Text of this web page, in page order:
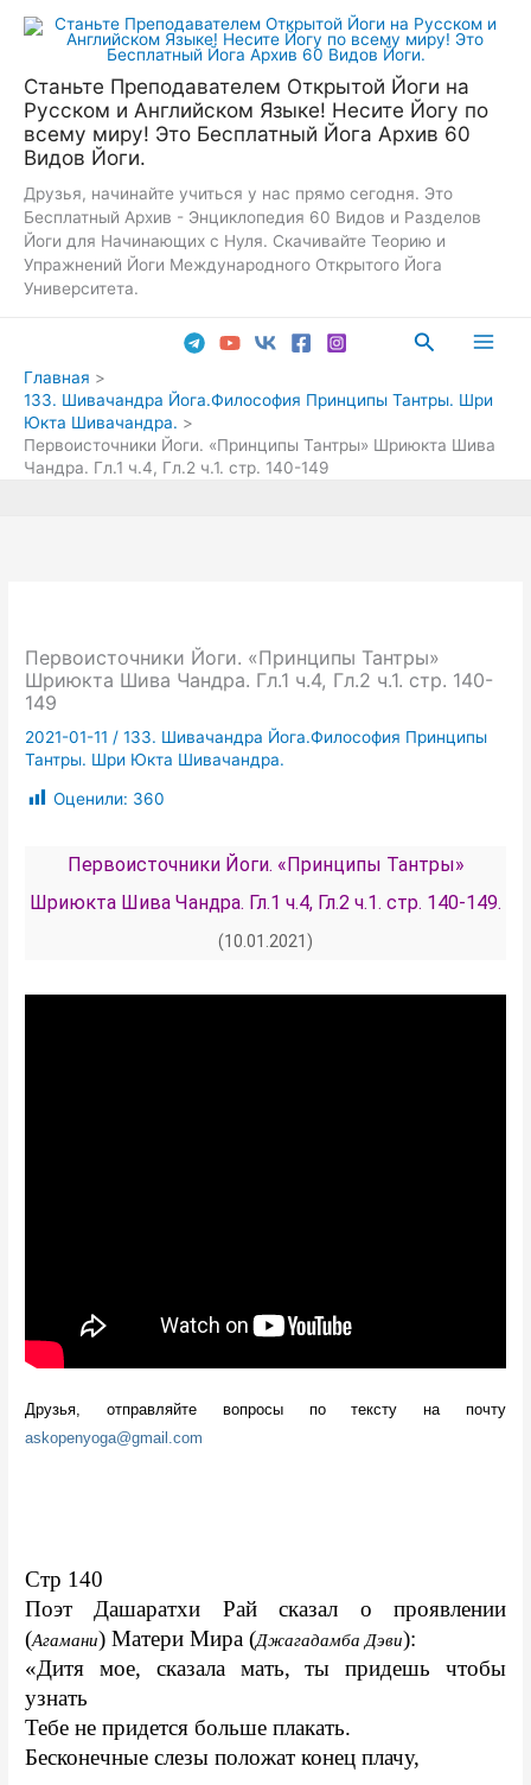
Перейти
Станьте Преподавателем Открытой Йоги на
Русском и Английском Языке! Несите Йогу по
всему миру! Это Бесплатный Йога Архив 60
Видов Йоги.
Друзья, начинайте учиться у нас прямо сегодня. Это
Бесплатный Архив - Энциклопедия 60 Видов и Разделов
Йоги для Начинающих с Нуля. Скачивайте Теорию и
Упражнений Йоги Международного Открытого Йога
Университета.
Поиск
Главная
133. Шивачандра Йога.Философия Принципы Тантры. Шри
Юкта Шивачандра.
Первоисточники Йоги. «Принципы Тантры» Шриюкта Шива
Чандра. Гл.1 ч.4, Гл.2 ч.1. стр. 140-149
Первоисточники Йоги. «Принципы Тантры»
Шриюкта Шива Чандра. Гл.1 ч.4, Гл.2 ч.1. стр. 140-
149
2021-01-11 /133. Шивачандра Йога.Философия Принципы
Тантры. Шри Юкта Шивачандра.
Оценили: 360
Первоисточники Йоги. «Принципы Тантры»
Шриюкта Шива Чандра. Гл.1 ч.4, Гл.2 ч.1. стр. 140-149.
(10.01.2021)
Друзья, отправляйте вопросы по тексту на почту
askopenyoga@gmail.com
Стр 140
Поэт Дашаратхи Рай сказал о проявлении
(Агамани) Матери Мира (Джагадамба Дэви):
«Дитя мое, сказала мать, ты придешь чтобы
узнать
Тебе не придется больше плакать.
Бесконечные слезы положат конец плачу,